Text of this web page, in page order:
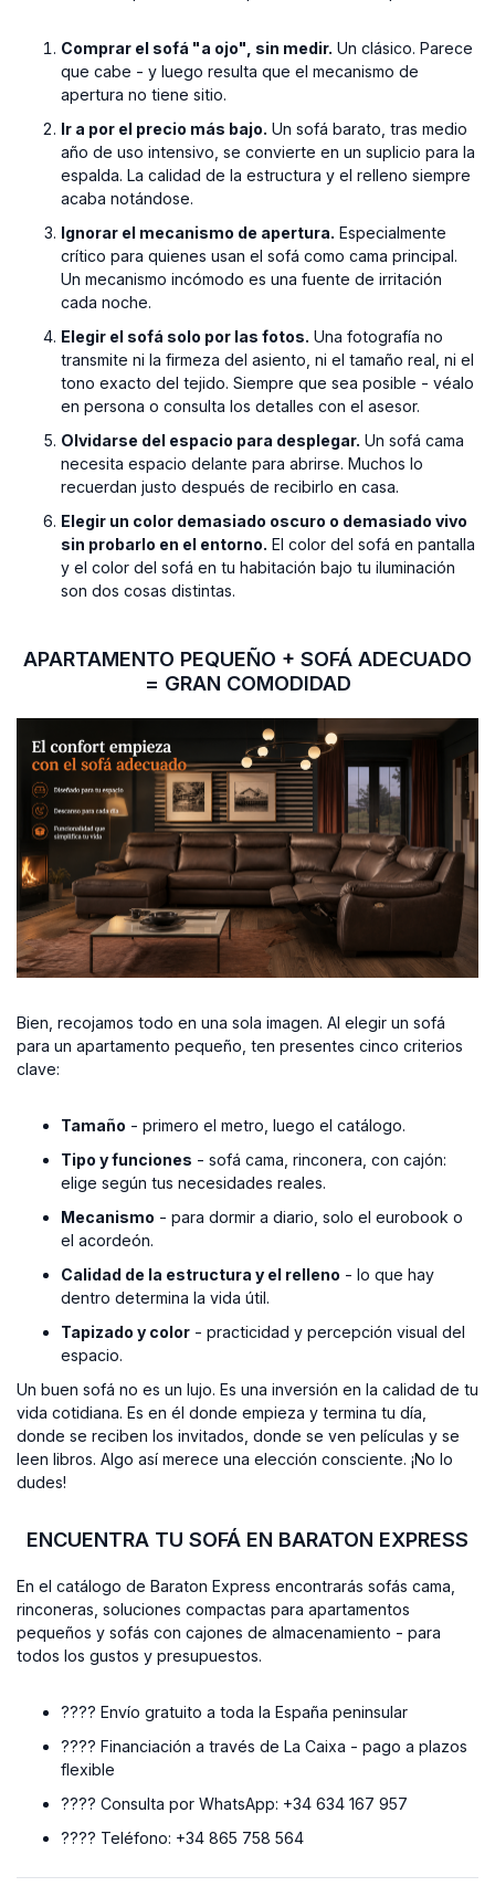
Comprar el sofá "a ojo", sin medir. Un clásico. Parece
que cabe - y luego resulta que el mecanismo de
apertura no tiene sitio.
Ir a por el precio más bajo. Un sofá barato, tras medio
año de uso intensivo, se convierte en un suplicio para la
espalda. La calidad de la estructura y el relleno siempre
acaba notándose.
Ignorar el mecanismo de apertura. Especialmente
crítico para quienes usan el sofá como cama principal.
Un mecanismo incómodo es una fuente de irritación
cada noche.
Elegir el sofá solo por las fotos. Una fotografía no
transmite ni la firmeza del asiento, ni el tamaño real, ni el
tono exacto del tejido. Siempre que sea posible - véalo
en persona o consulta los detalles con el asesor.
Olvidarse del espacio para desplegar. Un sofá cama
necesita espacio delante para abrirse. Muchos lo
recuerdan justo después de recibirlo en casa.
Elegir un color demasiado oscuro o demasiado vivo
sin probarlo en el entorno. El color del sofá en pantalla
y el color del sofá en tu habitación bajo tu iluminación
son dos cosas distintas.
APARTAMENTO PEQUEÑO + SOFÁ ADECUADO
= GRAN COMODIDAD
Bien, recojamos todo en una sola imagen. Al elegir un sofá
para un apartamento pequeño, ten presentes cinco criterios
clave:
Tamaño - primero el metro, luego el catálogo.
Tipo y funciones - sofá cama, rinconera, con cajón:
elige según tus necesidades reales.
Mecanismo - para dormir a diario, solo el eurobook o
el acordeón.
Calidad de la estructura y el relleno - lo que hay
dentro determina la vida útil.
Tapizado y color - practicidad y percepción visual del
espacio.
Un buen sofá no es un lujo. Es una inversión en la calidad de tu
vida cotidiana. Es en él donde empieza y termina tu día,
donde se reciben los invitados, donde se ven películas y se
leen libros. Algo así merece una elección consciente. ¡No lo
dudes!
ENCUENTRA TU SOFÁ EN BARATON EXPRESS
En el catálogo de Baraton Express encontrarás sofás cama,
rinconeras, soluciones compactas para apartamentos
pequeños y sofás con cajones de almacenamiento - para
todos los gustos y presupuestos.
???? Envío gratuito a toda la España peninsular
???? Financiación a través de La Caixa - pago a plazos
flexible
???? Consulta por WhatsApp: +34 634 167 957
???? Teléfono: +34 865 758 564